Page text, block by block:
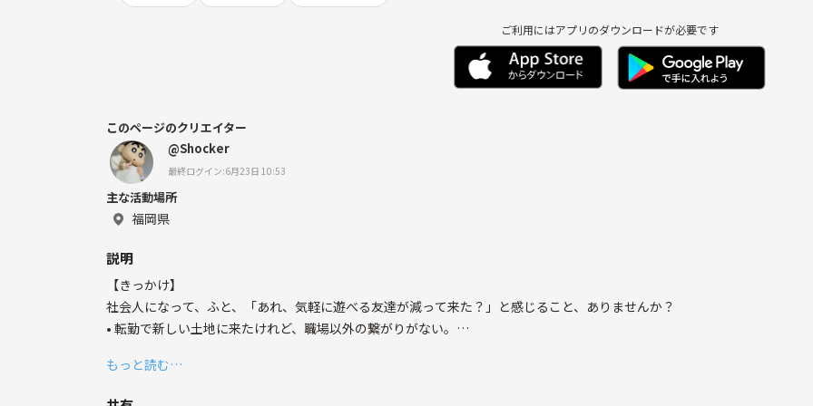
ご利用にはアプリのダウンロードが必要です
このページのクリエイター
@Shocker
最終ログイン:6月23日 10:53
主な活動場所
福岡県
説明
【きっかけ】
社会人になって、ふと、「あれ、気軽に遊べる友達が減って来た？」と感じること、ありませんか？
• 転勤で新しい土地に来たけれど、職場以外の繋がりがない。
• WBCみたいな熱狂を、誰かと共有したい！
もっと読む…